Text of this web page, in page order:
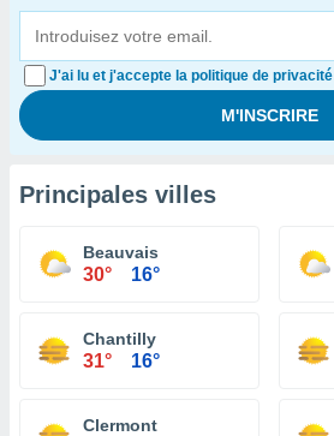
J'ai lu et j'accepte la politique de privacité
Principales villes
Beauvais
30° 16°
Chantilly
31° 16°
Clermont